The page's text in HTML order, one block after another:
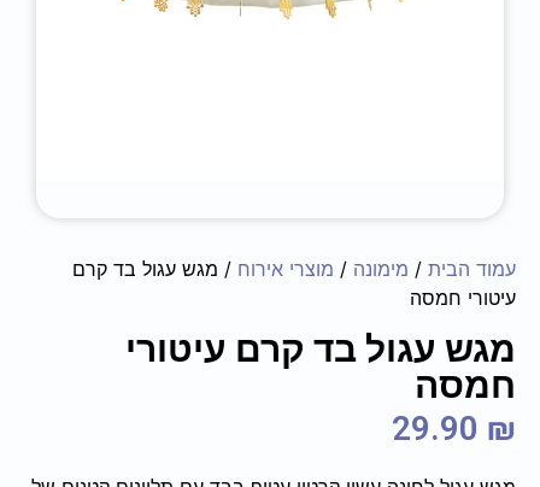
עמוד הבית / מימונה / מוצרי אירוח / מגש עגול בד קרם
עיטורי חמסה
מגש עגול בד קרם עיטורי
חמסה
29.90 ₪